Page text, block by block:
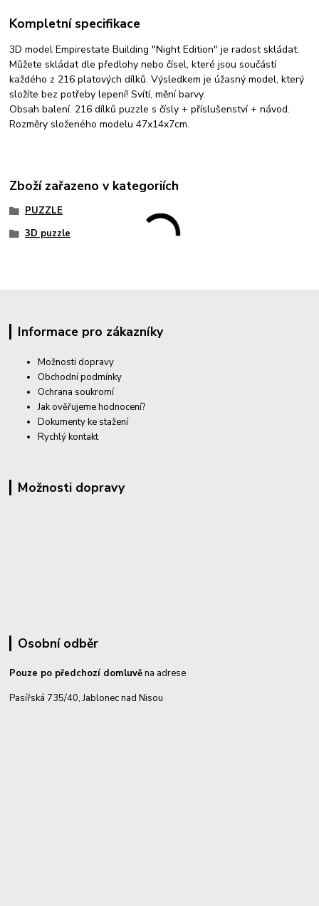
Kompletní specifikace
3D model Empirestate Building "Night Edition" je radost skládat.
Můžete skládat dle předlohy nebo čísel, které jsou součástí
každého z 216 platových dílků. Výsledkem je úžasný model, který
složíte bez potřeby lepení! Svítí, mění barvy.
Obsah balení. 216 dílků puzzle s čísly + příslušenství + návod.
Rozměry složeného modelu 47x14x7cm.
Zboží zařazeno v kategoriích
PUZZLE
3D puzzle
Informace pro zákazníky
Možnosti dopravy
Obchodní podmínky
Ochrana soukromí
Jak ověřujeme hodnocení?
Dokumenty ke stažení
Rychlý kontakt
Možnosti dopravy
Osobní odběr
Pouze po předchozí domluvěna adrese
Pasířská 735/40, Jablonec nad Nisou